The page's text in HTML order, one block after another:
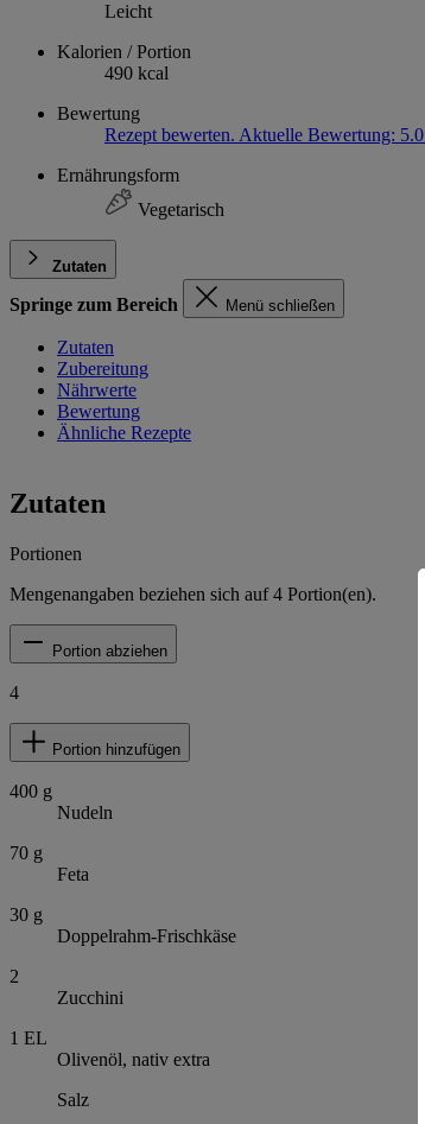
Leicht
Kalorien / Portion
490 kcal
Bewertung
Rezept bewerten. Aktuelle Bewertung: 5.0
Ernährungsform
Vegetarisch
Zutaten
Springe zum Bereich Menü schließen
Zutaten
Zubereitung
Nährwerte
Bewertung
Ähnliche Rezepte
Zutaten
Portionen
Mengenangaben beziehen sich auf4 Portion(en).
Portion abziehen
4
Portion hinzufügen
400 g
Nudeln
70 g
Feta
30 g
Doppelrahm-Frischkäse
2
Zucchini
1 EL
Olivenöl, nativ extra
Salz